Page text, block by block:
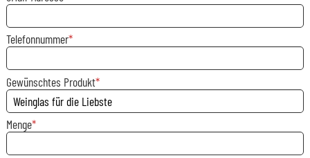
Telefonnummer
Gewünschtes Produkt
Menge